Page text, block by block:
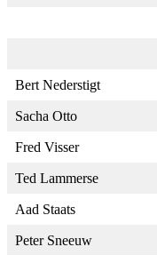
Bert Nederstigt
Sacha Otto
Fred Visser
Ted Lammerse
Aad Staats
Peter Sneeuw